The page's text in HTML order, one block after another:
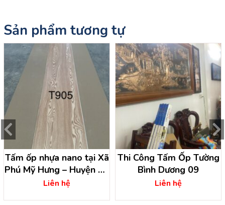
Sản phẩm tương tự
Tấm ốp nhựa nano tại Xã
Phú Mỹ Hưng – Huyện Củ
Chi
Liên hệ
Thi Công Tấm Ốp Tường
Bình Dương 09
Liên hệ